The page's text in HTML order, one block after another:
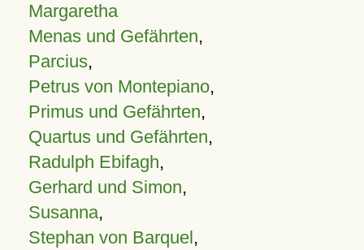
Margaretha
Menas und Gefährten,
Parcius,
Petrus von Montepiano,
Primus und Gefährten,
Quartus und Gefährten,
Radulph Ebifagh,
Gerhard und Simon,
Susanna,
Stephan von Barquel,